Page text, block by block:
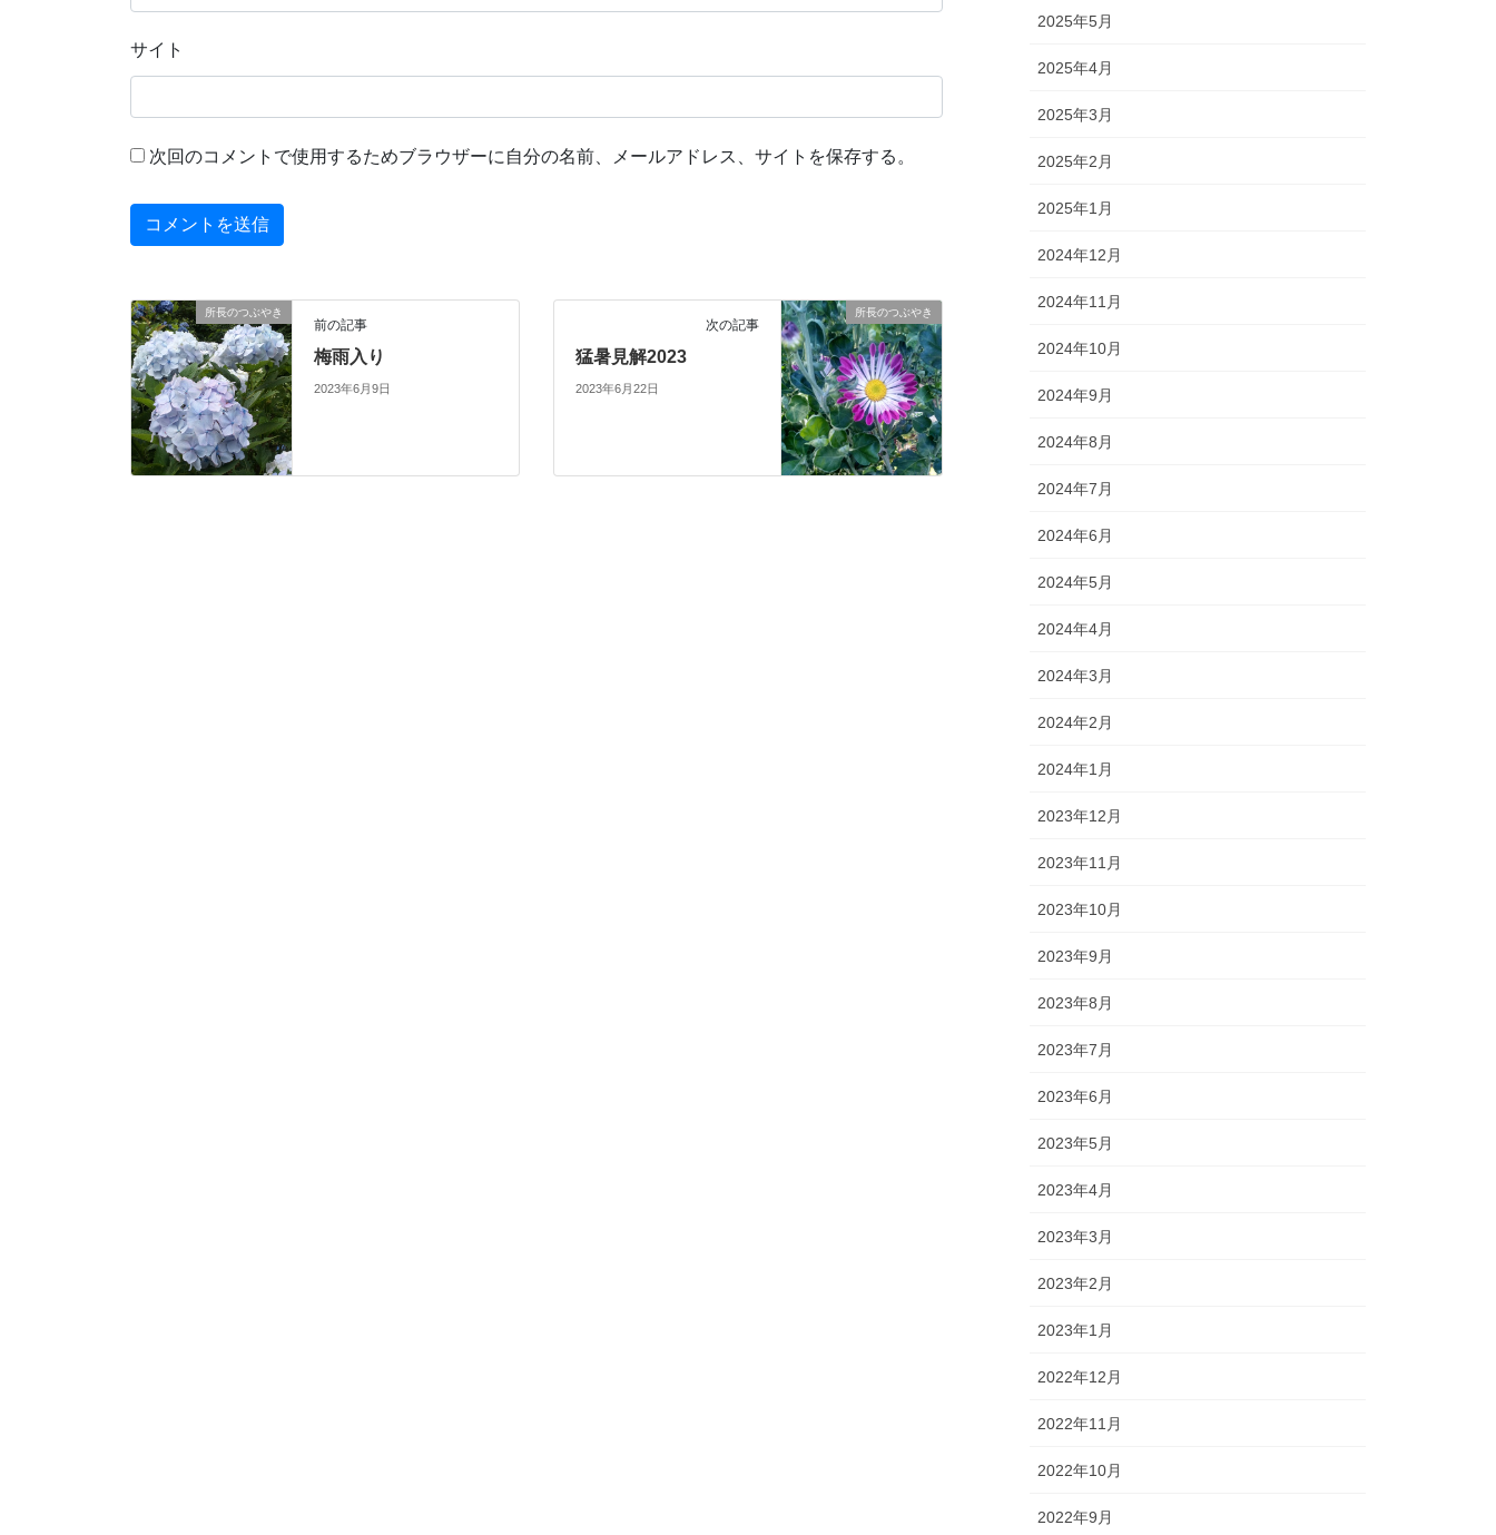
サイト
次回のコメントで使用するためブラウザーに自分の名前、メールアドレス、サイトを保存する。
所長のつぶやき
前の記事
梅雨入り
2023年6月9日
所長のつぶやき
次の記事
猛暑見解2023
2023年6月22日
2025年5月
2025年4月
2025年3月
2025年2月
2025年1月
2024年12月
2024年11月
2024年10月
2024年9月
2024年8月
2024年7月
2024年6月
2024年5月
2024年4月
2024年3月
2024年2月
2024年1月
2023年12月
2023年11月
2023年10月
2023年9月
2023年8月
2023年7月
2023年6月
2023年5月
2023年4月
2023年3月
2023年2月
2023年1月
2022年12月
2022年11月
2022年10月
2022年9月